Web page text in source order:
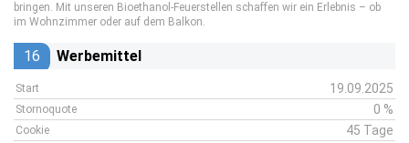
bringen. Mit unseren Bioethanol-Feuerstellen schaffen wir ein Erlebnis – ob
im Wohnzimmer oder auf dem Balkon.
16 Werbemittel
Start 19.09.2025
Stornoquote 0 %
Cookie 45 Tage